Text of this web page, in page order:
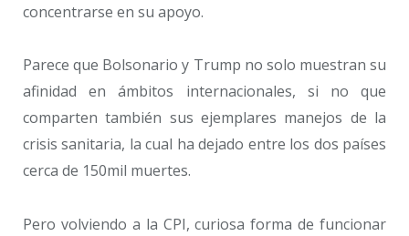
concentrarse en su apoyo.
Parece que Bolsonario y Trump no solo muestran su
afinidad en ámbitos internacionales, si no que
comparten también sus ejemplares manejos de la
crisis sanitaria, la cual ha dejado entre los dos países
cerca de 150mil muertes.
Pero volviendo a la CPI, curiosa forma de funcionar